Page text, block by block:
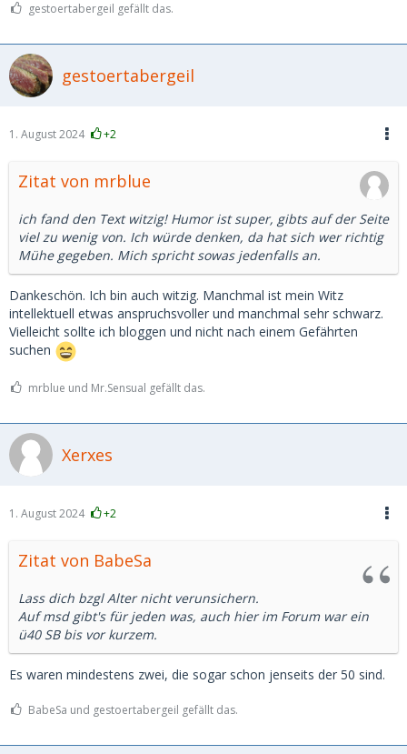
gestoertabergeil gefällt das.
gestoertabergeil
1. August 2024 +2
Zitat von mrblue
ich fand den Text witzig! Humor ist super, gibts auf der Seite
viel zu wenig von. Ich würde denken, da hat sich wer richtig
Mühe gegeben. Mich spricht sowas jedenfalls an.
Dankeschön. Ich bin auch witzig. Manchmal ist mein Witz
intellektuell etwas anspruchsvoller und manchmal sehr schwarz.
Vielleicht sollte ich bloggen und nicht nach einem Gefährten
suchen
mrblue und Mr.Sensual gefällt das.
Xerxes
1. August 2024 +2
Zitat von BabeSa
Lass dich bzgl Alter nicht verunsichern.
Auf msd gibt's für jeden was, auch hier im Forum war ein
ü40 SB bis vor kurzem.
Es waren mindestens zwei, die sogar schon jenseits der 50 sind.
BabeSa und gestoertabergeil gefällt das.